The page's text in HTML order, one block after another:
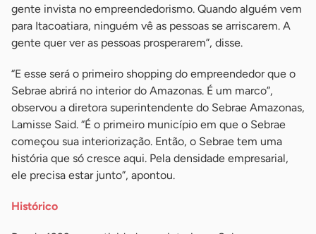
gente invista no empreendedorismo. Quando alguém vem
para Itacoatiara, ninguém vê as pessoas se arriscarem. A
gente quer ver as pessoas prosperarem”, disse.
“E esse será o primeiro shopping do empreendedor que o
Sebrae abrirá no interior do Amazonas. É um marco”,
observou a diretora superintendente do Sebrae Amazonas,
Lamisse Said. “É o primeiro município em que o Sebrae
começou sua interiorização. Então, o Sebrae tem uma
história que só cresce aqui. Pela densidade empresarial,
ele precisa estar junto”, apontou.
Histórico